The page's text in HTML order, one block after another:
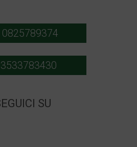
0825789374
3533783430
SU